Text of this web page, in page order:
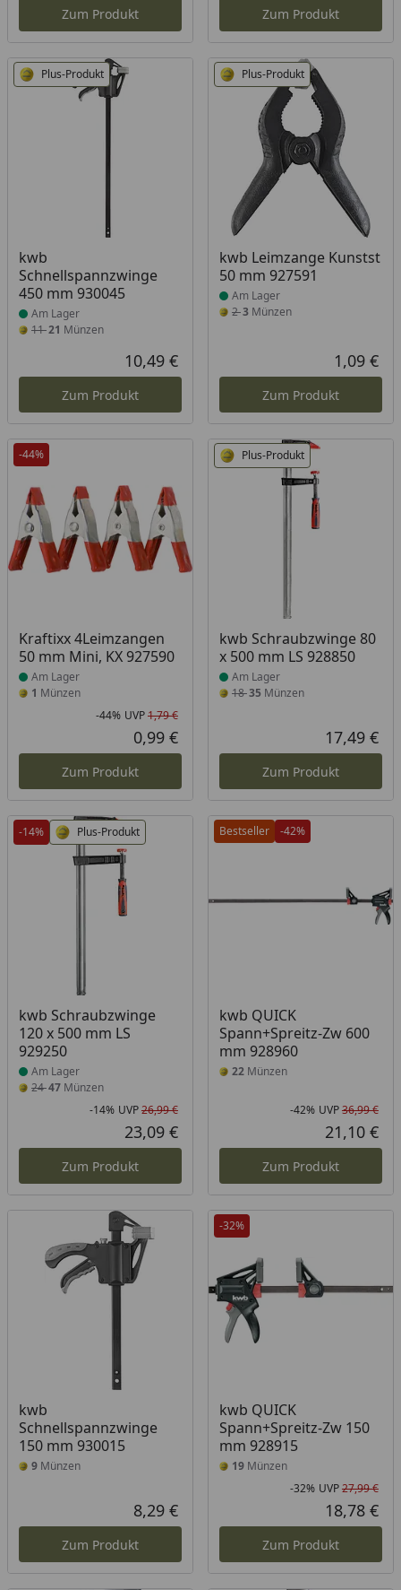
Zum Produkt Zum Produkt
Plus-Produkt
kwb
Schnellspannzwinge
450 mm 930045
Produkt am Lager
Am Lager
1121 Münzen
Aktueller Preis
10,49 €
Zum Produkt
Plus-Produkt
kwb Leimzange Kunstst
50 mm 927591
Produkt am Lager
Am Lager
23Münzen
1,09 €
Zum Produkt
-44%
Kraftixx 4Leimzangen
50 mm Mini, KX 927590
Produkt am Lager
Am Lager
1 Münzen
Rabatt in Prozent
-44%
Ursprünglicher Preis
UVP1,79 €
Aktueller Preis
0,99 €
Zum Produkt
Plus-Produkt
kwb Schraubzwinge 80
x 500 mm LS 928850
Produkt am Lager
Am Lager
1835 Münzen
17,49 €
Zum Produkt
-14% Plus-Produkt
kwb Schraubzwinge
120 x 500 mm LS
929250
Produkt am Lager
Am Lager
2447 Münzen
Rabatt in Prozent
-14%
Ursprünglicher Preis
UVP26,99 €
Aktueller Preis
23,09 €
Zum Produkt
Bestseller -42%
kwb QUICK
Spann+Spreitz-Zw 600
mm 928960
22Münzen
-42% UVP36,99 €
21,10 €
Zum Produkt
kwb
Schnellspannzwinge
150 mm 930015
9 Münzen
Aktueller Preis
8,29 €
Zum Produkt
-32%
kwb QUICK
Spann+Spreitz-Zw 150
mm 928915
19Münzen
-32% UVP27,99 €
18,78 €
Zum Produkt